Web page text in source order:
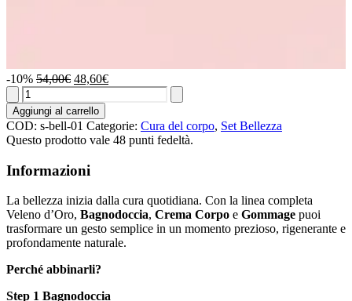
-10% 54,00€ Il
prezzo
originale
era:
54,00€.
48,60€Il
prezzo
è:
48,60€.
Veleno
d’Oro:
bagnodoccia
+
crema
+
gommage
Aggiungi al carrello
COD: s-bell-01 Categorie: Cura del corpo, Set Bellezza
Questo prodotto vale 48 punti fedeltà.
Informazioni
La bellezza inizia dalla cura quotidiana. Con la linea completa
Veleno d’Oro, Bagnodoccia, Crema Corpo e Gommage puoi
trasformare un gesto semplice in un momento prezioso, rigenerante e
profondamente naturale.
Perché abbinarli?
Step 1 Bagnodoccia